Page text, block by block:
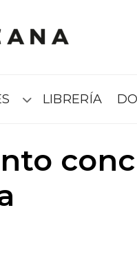
Submenú
LIBRERÍA